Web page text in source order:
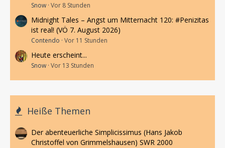
Snow Vor 8 Stunden
Midnight Tales – Angst um Mitternacht 120: #Penizitas
ist real! (VÖ 7. August 2026)
Contendo Vor 11 Stunden
Heute erscheint...
Snow Vor 13 Stunden
Heiße Themen
Der abenteuerliche Simplicissimus (Hans Jakob
Christoffel von Grimmelshausen) SWR 2000